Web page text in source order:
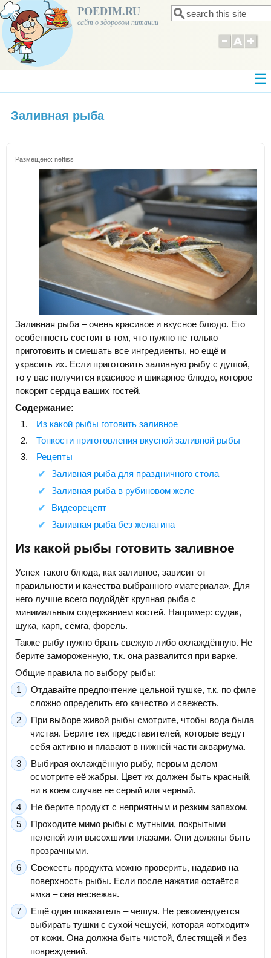
POEDIM.RU
сайт о здоровом питании Форма поиска
Поиск
Заливная рыба
Размещено: neftiss
Заливная рыба – очень красивое и вкусное блюдо. Его
особенность состоит в том, что нужно не только
приготовить и смешать все ингредиенты, но ещё и
украсить их. Если приготовить заливную рыбу с душой,
то у вас получится красивое и шикарное блюдо, которое
покорит сердца ваших гостей.
Содержание:
Из какой рыбы готовить заливное
Тонкости приготовления вкусной заливной рыбы
Рецепты
Заливная рыба для праздничного стола
Заливная рыба в рубиновом желе
Видеорецепт
Заливная рыба без желатина
Из какой рыбы готовить заливное
Успех такого блюда, как заливное, зависит от
правильности и качества выбранного «материала». Для
него лучше всего подойдёт крупная рыба с
минимальным содержанием костей. Например: судак,
щука, карп, сёмга, форель.
Также рыбу нужно брать свежую либо охлаждённую. Не
берите замороженную, т.к. она развалится при варке.
Общие правила по выбору рыбы:
Отдавайте предпочтение цельной тушке, т.к. по филе
сложно определить его качество и свежесть.
При выборе живой рыбы смотрите, чтобы вода была
чистая. Берите тех представителей, которые ведут
себя активно и плавают в нижней части аквариума.
Выбирая охлаждённую рыбу, первым делом
осмотрите её жабры. Цвет их должен быть красный,
ни в коем случае не серый или черный.
Не берите продукт с неприятным и резким запахом.
Проходите мимо рыбы с мутными, покрытыми
пеленой или высохшими глазами. Они должны быть
прозрачными.
Свежесть продукта можно проверить, надавив на
поверхность рыбы. Если после нажатия остаётся
ямка – она несвежая.
Ещё один показатель – чешуя. Не рекомендуется
выбирать тушки с сухой чешуёй, которая «отходит»
от кожи. Она должна быть чистой, блестящей и без
повреждений.